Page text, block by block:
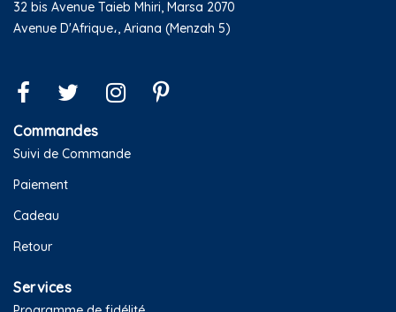
32 bis Avenue Taieb Mhiri, Marsa 2070
Avenue D'Afrique،, Ariana (Menzah 5)
Commandes
Suivi de Commande
Paiement
Cadeau
Retour
Services